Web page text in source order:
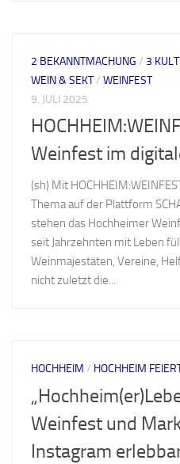
2 BEKANNTMACHUNG / 3
WEIN & SEKT/ WEINFEST
9. JULI 2025
Weinfest im
(sh) Mit
Thema auf der Plattform
stehen das Hochheimer
seit Jahrzehnten mit Leben
Weinmajestäten, Vereine,
nicht zuletzt die...
HOCHHEIM / HOCHHEIM
Weinfest und
Instagram